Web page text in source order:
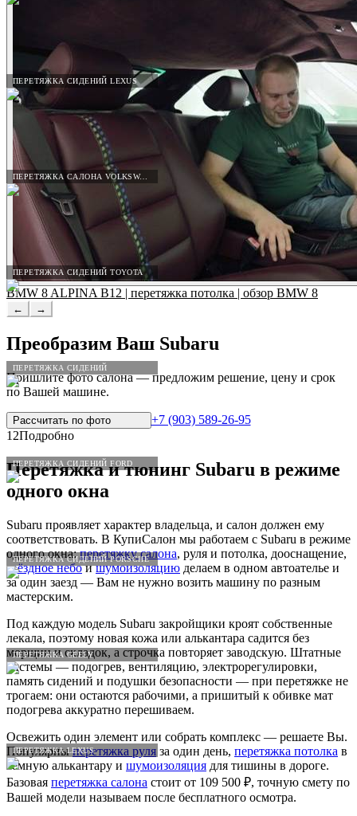
ПЕРЕТЯЖКА СИДЕНИЙ LEXUS
ПЕРЕТЯЖКА САЛОНА VOLKSWAGEN
ПЕРЕТЯЖКА СИДЕНИЙ TOYOTA
ПЕРЕТЯЖКА СИДЕНИЙ
ПЕРЕТЯЖКА СИДЕНИЙ FORD
ПЕРЕТЯЖКА СИДЕНИЙ PORSCHE
ПЕРЕТЯЖКА GEELY
ПЕРЕТЯЖКА LEXUS
BMW 8 ALPINA B12 | перетяжка потолка | обзор BMW 8
← →
Преобразим Ваш Subaru
Пришлите фото салона — предложим решение, цену и срок
по Вашей машине.
Рассчитать по фото
+7 (903) 589-26-95
12Подробно
Перетяжка и тюнинг Subaru в режиме
одного окна
Subaru проявляет характер владельца, и салон должен ему
соответствовать. В КупиСалон мы работаем с Subaru в режиме
одного окна:перетяжку салона, руля и потолка, дооснащение,
звёздное небоишумоизоляцию делаем в одном автоателье и
за один заезд — Вам не нужно возить машину по разным
мастерским.
Под каждую модель Subaru закройщики кроят собственные
лекала, поэтому новая кожа или алькантара садится без
морщин и складок, а строчка повторяет заводскую. Штатные
системы — подогрев, вентиляцию, электрорегулировки,
память сидений и подушки безопасности — при перетяжке не
трогаем: они остаются рабочими, а пришитый к обивке мат
подогрева аккуратно перешиваем.
Освежить один элемент или собрать комплекс — решаете Вы.
Популярныперетяжка руля за один день, перетяжка потолка в
тёмную алькантару и шумоизоляция для тишины в дороге.
Базовая перетяжка салона стоит от 109 500 ₽, точную смету по
Вашей модели называем после бесплатного осмотра.